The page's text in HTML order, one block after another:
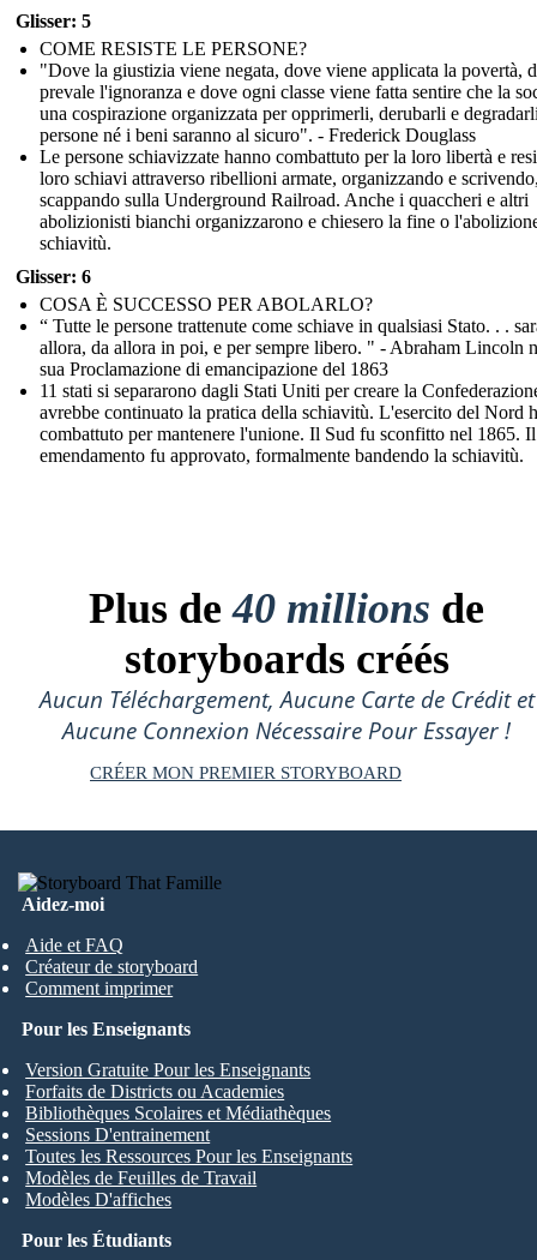
Glisser: 5
COME RESISTE LE PERSONE?
"Dove la giustizia viene negata, dove viene applicata la povertà,
prevale l'ignoranza e dove ogni classe viene fatta sentire che la
una cospirazione organizzata per opprimerli, derubarli e
persone né i beni saranno al sicuro". - Frederick Douglass
Le persone schiavizzate hanno combattuto per la loro libertà e
loro schiavi attraverso ribellioni armate, organizzando e
scappando sulla Underground Railroad. Anche i quaccheri e altri
abolizionisti bianchi organizzarono e chiesero la fine o
schiavitù.
Glisser: 6
COSA È SUCCESSO PER ABOLARLO?
“ Tutte le persone trattenute come schiave in qualsiasi Stato. . .
allora, da allora in poi, e per sempre libero. " - Abraham Lincoln
sua Proclamazione di emancipazione del 1863
11 stati si separarono dagli Stati Uniti per creare la
avrebbe continuato la pratica della schiavitù. L'esercito del Nord
combattuto per mantenere l'unione. Il Sud fu sconfitto nel 1865.
emendamento fu approvato, formalmente bandendo la schiavitù.
Plus de40 millions de
storyboards créés
Aucun Téléchargement, Aucune Carte de Crédit et
Aucune Connexion Nécessaire Pour Essayer !
CRÉER MON PREMIER STORYBOARD
Aidez-moi
Aide et FAQ
Créateur de storyboard
Comment imprimer
Pour les Étudiants
Pour les Enseignants
Version Gratuite Pour les Enseignants
Forfaits de Districts ou Academies
Bibliothèques Scolaires et Médiathèques
Sessions D'entrainement
Toutes les Ressources Pour les Enseignants
Modèles de Feuilles de Travail
Modèles D'affiches